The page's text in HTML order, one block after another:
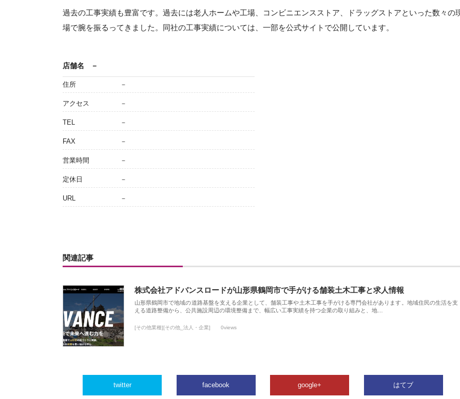
過去の工事実績も豊富です。過去には老人ホームや工場、コンビニエンスストア、ドラッグストアといった数々の
場で腕を振るってきました。同社の工事実績については、一部を公式サイトで公開しています。
店舗名 －
住所 －
アクセス －
TEL －
FAX －
営業時間 －
定休日 －
URL －
関連記事
株式会社アドバンスロードが山形県鶴岡市で手がける舗装土木工事と求人情報
山形県鶴岡市で地域の道路基盤を支える企業として、舗装工事や土木工事を手がける専門会社があります。地域住民の生活を支
える道路整備から、公共施設周辺の環境整備まで、幅広い工事実績を持つ企業の取り組みと、地…
[その他業種][その他_法人・企業] 0views
twitter facebook google+ はてブ